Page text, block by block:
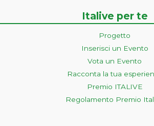
Italive per te
Progetto
Inserisci un Evento
Vota un Evento
Racconta la tua
Premio ITALIVE
Regolamento Premio